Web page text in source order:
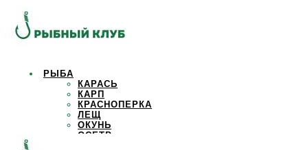
РЫБА
КАРАСЬ
КАРП
КРАСНОПЕРКА
ЛЕЩ
ОКУНЬ
ОСЕТР